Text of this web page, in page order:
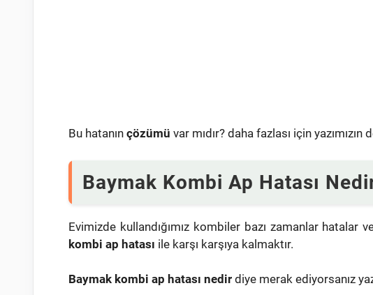
Bu hatanın çözümü var mıdır? daha fazlası için yazımızın
Baymak Kombi Ap Hatası
Evimizde kullandığımız kombiler bazı zamanlar hatalar
kombi ap hatası ile karşı karşıya kalmaktır.
Baymak kombi ap hatası nedir diye merak ediyorsanız